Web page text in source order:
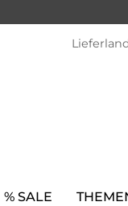
% SALE